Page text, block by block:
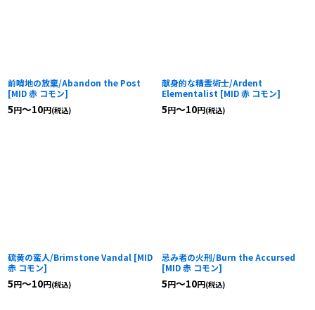
前哨地の放棄/Abandon the Post
[MID 赤 コモン]
5円～10円(税込)
献身的な精霊術士/Ardent
Elementalist [MID 赤 コモン]
5円～10円(税込)
硫黄の蛮人/Brimstone Vandal [MID
赤 コモン]
5円～10円(税込)
忌み者の火刑/Burn the Accursed
[MID 赤 コモン]
5円～10円(税込)